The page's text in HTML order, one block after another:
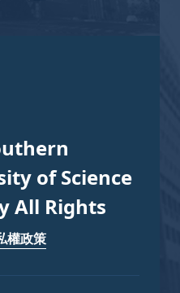
of Science
All Rights
權政策